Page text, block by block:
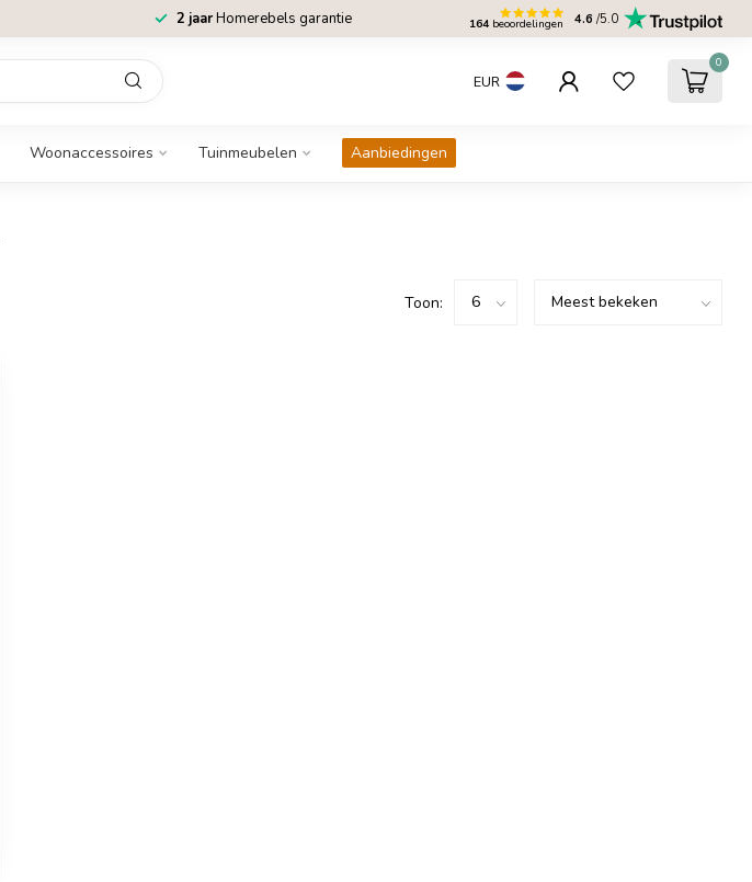
2 jaarHomerebels garantie 164 beoordelingen 4.6 /5.0
EUR
0
Woonaccessoires Tuinmeubelen Aanbiedingen
Toon: